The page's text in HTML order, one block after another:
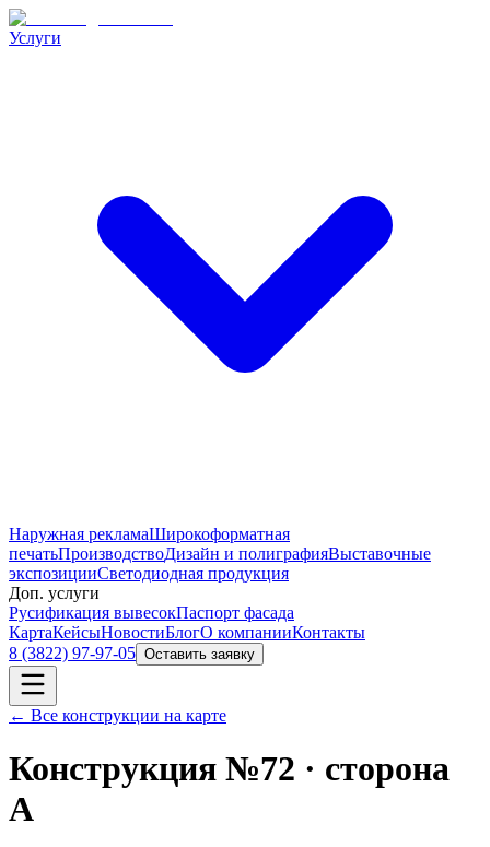
Услуги
Наружная рекламаШирокоформатная
печатьПроизводствоДизайн и полиграфияВыставочные
экспозицииСветодиодная продукция
Доп. услуги
Русификация вывесокПаспорт фасада
КартаКейсыНовостиБлогО компанииКонтакты
8 (3822) 97-97-05 Оставить заявку
← Все конструкции на карте
Конструкция №72 · сторона
A